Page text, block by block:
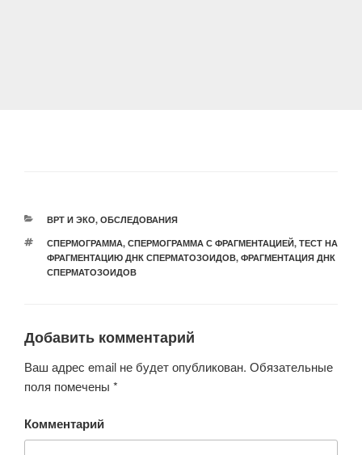
РУБРИКИ
ВРТ И ЭКО, ОБСЛЕДОВАНИЯ
МЕТКИ
СПЕРМОГРАММА, СПЕРМОГРАММА С ФРАГМЕНТАЦИЕЙ, ТЕСТ НА
ФРАГМЕНТАЦИЮ ДНК СПЕРМАТОЗОИДОВ, ФРАГМЕНТАЦИЯ ДНК
СПЕРМАТОЗОИДОВ
Добавить комментарий
Ваш адрес email не будет опубликован. Обязательные
поля помечены *
Комментарий